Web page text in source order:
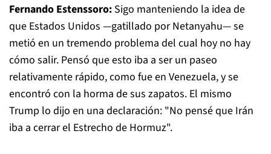
Fernando Estenssoro: Sigo manteniendo la idea de
que Estados Unidos —gatillado por Netanyahu— se
metió en un tremendo problema del cual hoy no hay
cómo salir. Pensó que esto iba a ser un paseo
relativamente rápido, como fue en Venezuela, y se
encontró con la horma de sus zapatos. El mismo
Trump lo dijo en una declaración: "No pensé que Irán
iba a cerrar el Estrecho de Hormuz".